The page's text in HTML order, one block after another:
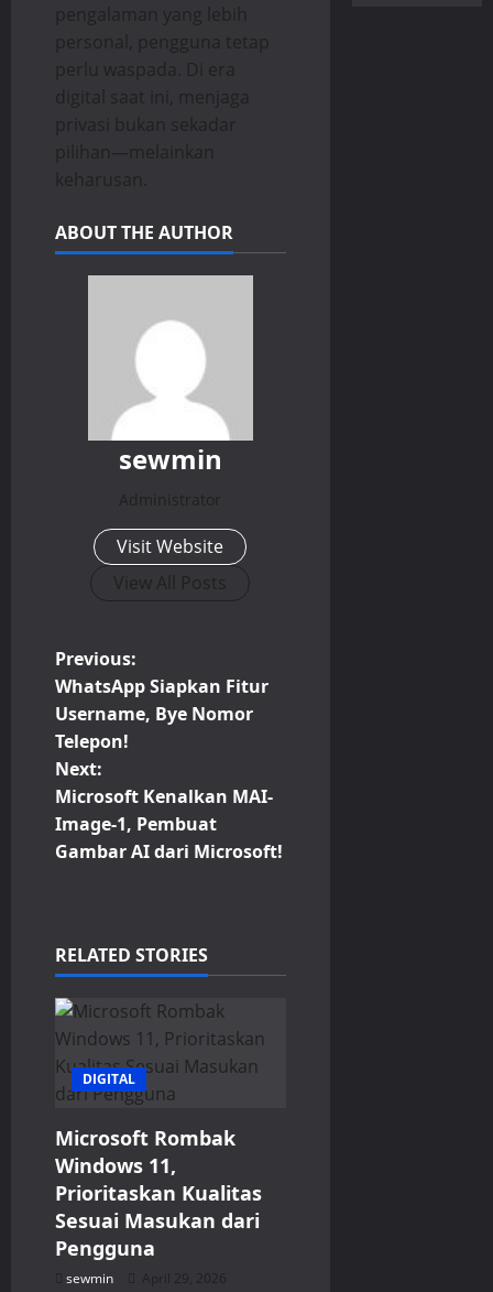
pengalaman yang lebih
personal, pengguna tetap
perlu waspada. Di era
digital saat ini, menjaga
privasi bukan sekadar
pilihan—melainkan
keharusan.
ABOUT THE AUTHOR
sewmin
Administrator
Visit Website
View All Posts
P
o
s
t
n
v
i
g
a
t
i
o
n
Previous:
WhatsApp Siapkan Fitur
Username, Bye Nomor
Telepon!
Next:
Microsoft Kenalkan MAI-
Image-1, Pembuat
Gambar AI dari Microsoft!
RELATED STORIES
DIGITAL
Microsoft Rombak
Windows 11,
Prioritaskan Kualitas
Sesuai Masukan dari
Pengguna
sewmin April 29, 2026